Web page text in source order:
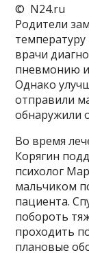
© N24.ru
Родители
врачи
пневмонию
Однако
отправили
обнаружили
Во время
Корягин
психолог
мальчиком
пациента.
побороть
проходить
плановые